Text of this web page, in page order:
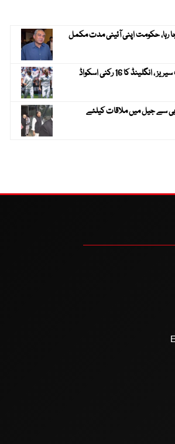
رہا، حکومت اپنی آئینی مدت مکمل
پاکستان کیخلاف ٹیسٹ سیریز ، انگلینڈ کا 16 رکنی اسکواڈ
سے جیل میں ملاقات کیلئے